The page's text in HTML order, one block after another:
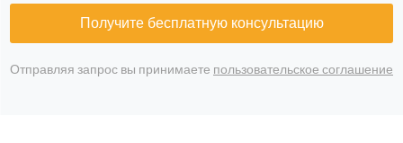
Получите бесплатную консультацию
Отправляя запрос вы принимаете пользовательское соглашение